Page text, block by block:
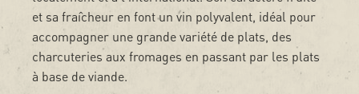
et sa fraîcheur en font un vin polyvalent, idéal pour
accompagner une grande variété de plats, des
charcuteries aux fromages en passant par les plats
à base de viande.